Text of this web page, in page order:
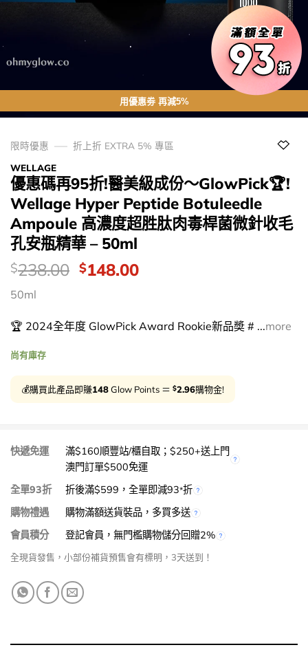
用優惠劵 再減5%
限時優惠
折上折 EXTRA 5% 專區
WELLAGE
優惠碼再95折!醫美級成份～GlowPick🏆!
Wellage Hyper Peptide Botuleedle
Ampoule 高濃度超胜肽肉毒桿菌微針收毛
孔安瓶精華 – 50ml
價
錢：
$238.00 Original
$238.00.
$148.00Current
$148.00.
50ml
🏆 2024全年度 GlowPick Award Rookie新品奬 # ...more
尚有庫存
💰購買此產品即賺148Glow Points ＝ $2.96購物金!
快遞免運
滿$160順豐站/櫃自取；$250+送上門
澳門訂單$500免運
全單93折
折後滿$599，全單即減93*折
購物禮遇
購物滿額送貨裝品，多買多送
會員積分
登記會員，無門檻購物儲分回贈2%
全現貨發售，小部份補貨預售會有標明，3天送到！